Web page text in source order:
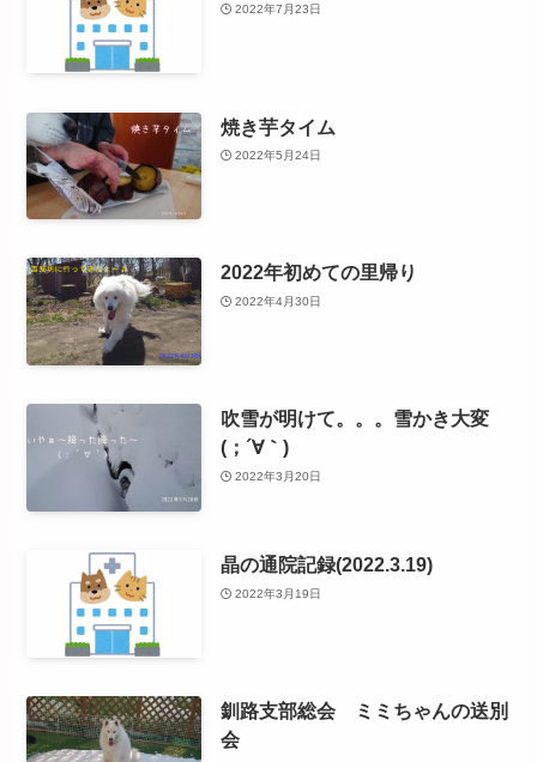
2022年7月23日
焼き芋タイム
2022年5月24日
2022年初めての里帰り
2022年4月30日
吹雪が明けて。。。雪かき大変
(；´∀｀)
2022年3月20日
晶の通院記録(2022.3.19)
2022年3月19日
釧路支部総会 ミミちゃんの送別
会